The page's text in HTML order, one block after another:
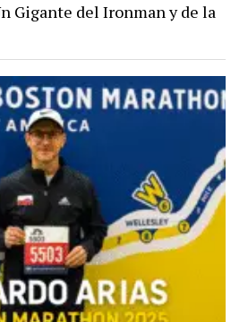
Gigante del Ironman y de la